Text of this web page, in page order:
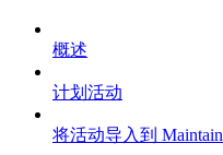
概述
计划活动
将活动导入到 Maintain